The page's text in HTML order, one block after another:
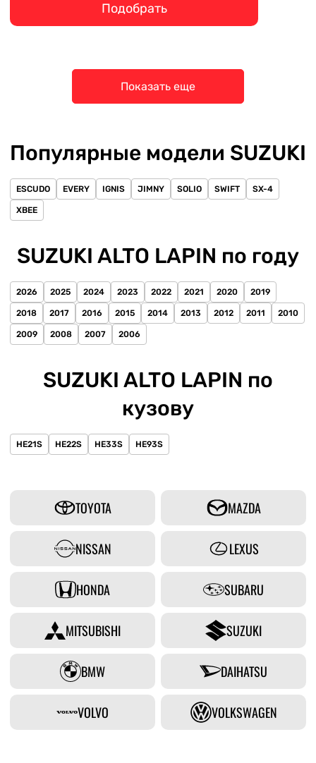
Подобрать
Показать еще
Популярные модели SUZUKI
ESCUDO EVERY IGNIS JIMNY SOLIO SWIFT SX-4
XBEE
SUZUKI ALTO LAPIN по году
2026 2025 2024 2023 2022 2021 2020 2019
2018 2017 2016 2015 2014 2013 2012 2011 2010
2009 2008 2007 2006
SUZUKI ALTO LAPIN по
кузову
HE21S HE22S HE33S HE93S
TOYOTA MAZDA
NISSAN LEXUS
HONDA SUBARU
MITSUBISHI SUZUKI
BMW DAIHATSU
VOLVO VOLKSWAGEN